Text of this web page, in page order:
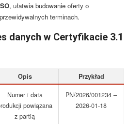
, ułatwia budowanie oferty o
terminach.
danych w Certyfikacie 3.1
Opis Przykład
Numer i data
powiązana
z partią
PN/2026/001234 –
2026-01-18